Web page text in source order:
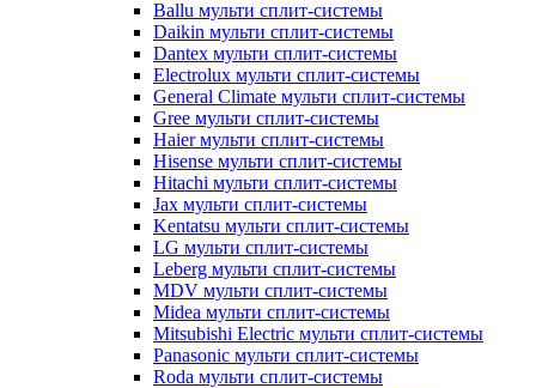
Ballu мульти сплит-системы
Daikin мульти сплит-системы
Dantex мульти сплит-системы
Electrolux мульти сплит-системы
General Climate мульти сплит-системы
Gree мульти сплит-системы
Haier мульти сплит-системы
Hisense мульти сплит-системы
Hitachi мульти сплит-системы
Jax мульти сплит-системы
Kentatsu мульти сплит-системы
LG мульти сплит-системы
Leberg мульти сплит-системы
MDV мульти сплит-системы
Midea мульти сплит-системы
Mitsubishi Electric мульти сплит-системы
Panasonic мульти сплит-системы
Roda мульти сплит-системы